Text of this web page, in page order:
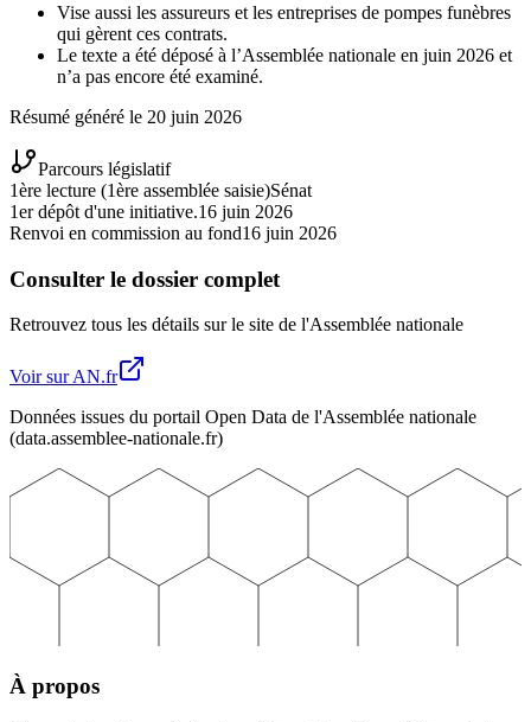
Vise aussi les assureurs et les entreprises de pompes funèbres
qui gèrent ces contrats.
Le texte a été déposé à l’Assemblée nationale en juin 2026 et
n’a pas encore été examiné.
Résumé généré le 20 juin 2026
Parcours législatif
1ère lecture (1ère assemblée saisie)Sénat
1er dépôt d'une initiative.16 juin 2026
Renvoi en commission au fond16 juin 2026
Consulter le dossier complet
Retrouvez tous les détails sur le site de l'Assemblée nationale
Voir sur AN.fr
Données issues du portail Open Data de l'Assemblée nationale
(data.assemblee-nationale.fr)
À propos